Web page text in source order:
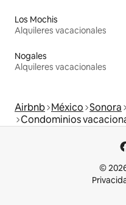
Los Mochis
Alquileres vacacionales
Nogales
Alquileres vacacionales
Airbnb México Sonora
Condominios
©